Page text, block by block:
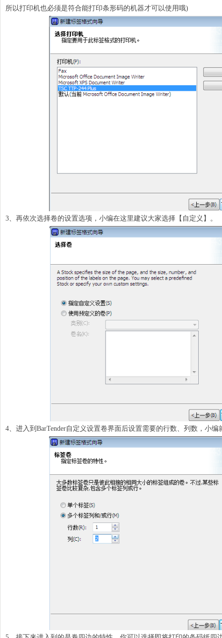
所以打印机也必须是符合能打印条形码的机器才可以使用哦)
3、再依次选择卷的设置选项，小编在这里建议大家选择【自定义】。
4、进入到BarTender自定义设置卷界面后设置需要的行数、列数，小